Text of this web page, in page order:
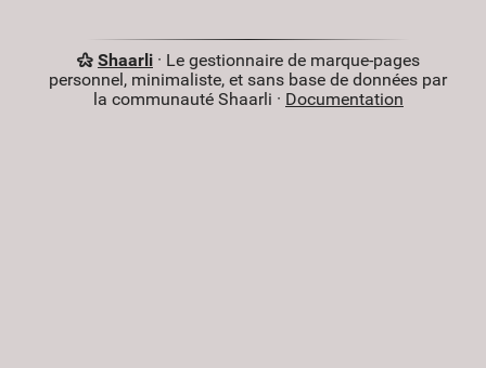
Shaarli· Le gestionnaire de marque-pages
personnel, minimaliste, et sans base de données par
la communauté Shaarli · Documentation